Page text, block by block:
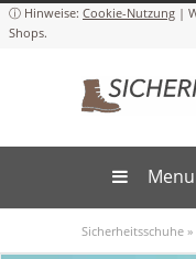
Cookie-Nutzung
Menu
Sicherheitsschuhe »